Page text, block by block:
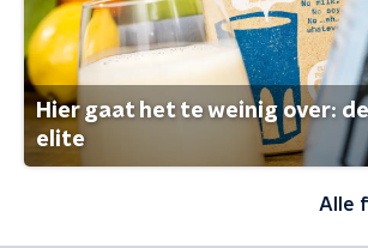
Hier gaat het te weinig over:
elite
Alle